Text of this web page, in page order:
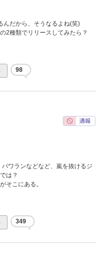
んだから、そうなるよね(笑)
2種類でリリースしてみたら？
98
ワランなどなど、嵐を抜けるジ
は？
そこにある。
349